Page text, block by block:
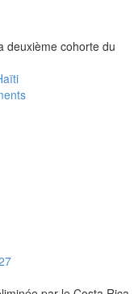
deuxième cohorte du